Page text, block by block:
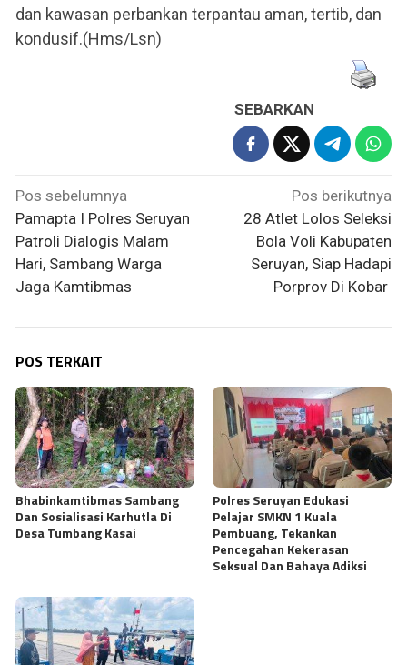
dan kawasan perbankan terpantau aman, tertib, dan
kondusif.(Hms/Lsn)
SEBARKAN
Navigasi
pos
Pos sebelumnya
Pamapta I Polres Seruyan
Patroli Dialogis Malam
Hari, Sambang Warga
Jaga Kamtibmas
Pos berikutnya
28 Atlet Lolos Seleksi
Bola Voli Kabupaten
Seruyan, Siap Hadapi
Porprov Di Kobar
POS TERKAIT
Bhabinkamtibmas Sambang
Dan Sosialisasi Karhutla Di
Desa Tumbang Kasai
Polres Seruyan Edukasi
Pelajar SMKN 1 Kuala
Pembuang, Tekankan
Pencegahan Kekerasan
Seksual Dan Bahaya Adiksi